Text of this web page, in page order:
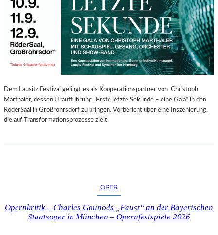
H
L
E
N
“
–
A
U
S
S
T
R
I
Dem Lausitz Festival gelingt es als Kooperationspartner von Christoph
Marthaler, dessen Uraufführung „Erste letzte Sekunde – eine Gala“ in den
RöderSaal in Großröhrsdorf zu bringen. Vorbericht über eine Inszenierung,
die auf Transformationsprozesse zielt.
OPER
Opernkritik – Charles Gounods „Faust“ an der Bayerischen
Staatsoper in München – Opernfestspiele 2026